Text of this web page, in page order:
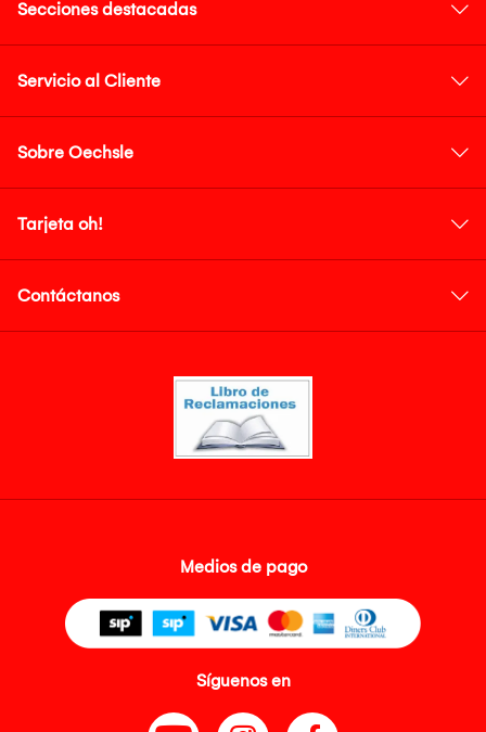
Secciones destacadas
Servicio al Cliente
Sobre Oechsle
Tarjeta oh!
Contáctanos
Medios de pago
Síguenos en